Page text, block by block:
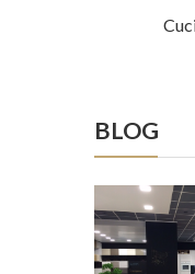
BLOG